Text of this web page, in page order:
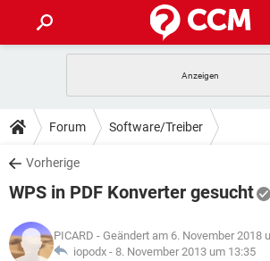
ANDROID IOS
WINDOWS 10
WHATSAPP TIKTOK
FACEBOOK
TIPPS & TRICKS
SPIELE
WHATSAPP TIKTOK
DOWNLOADS
SPIELE
ANDROID
WINDOWS 10 INSTAGRAM
SPIELE
LEXIKON
Forum Software/Treiber
Vorherige
WPS in PDF Konverter gesucht
PICARD - Geändert am 6. November 2018
iopodx - 8. November 2013 um 13:35